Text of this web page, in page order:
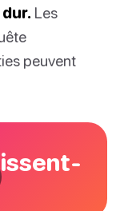
Les
peuvent